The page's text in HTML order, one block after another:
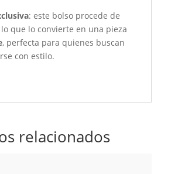
: este bolso procede de
que lo convierte en una pieza
, perfecta para quienes buscan
con estilo.
relacionados